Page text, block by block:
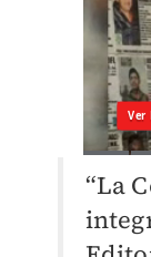
“La